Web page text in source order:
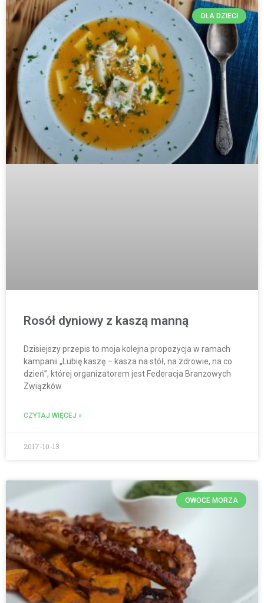
DLA DZIECI
Rosół dyniowy z kaszą manną
Dzisiejszy przepis to moja kolejna propozycja w ramach
kampanii „Lubię kaszę – kasza na stół, na zdrowie, na co
dzień”, której organizatorem jest Federacja Branżowych
Związków
CZYTAJ WIĘCEJ »
2017-10-13
OWOCE MORZA